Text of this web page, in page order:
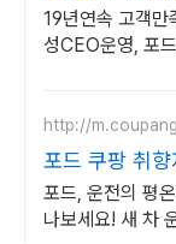
수모범업체에
19년연속 고객
성CEO운영, 포
http://
포드 쿠팡 취
포드, 운전의 평
나보세요! 새 차